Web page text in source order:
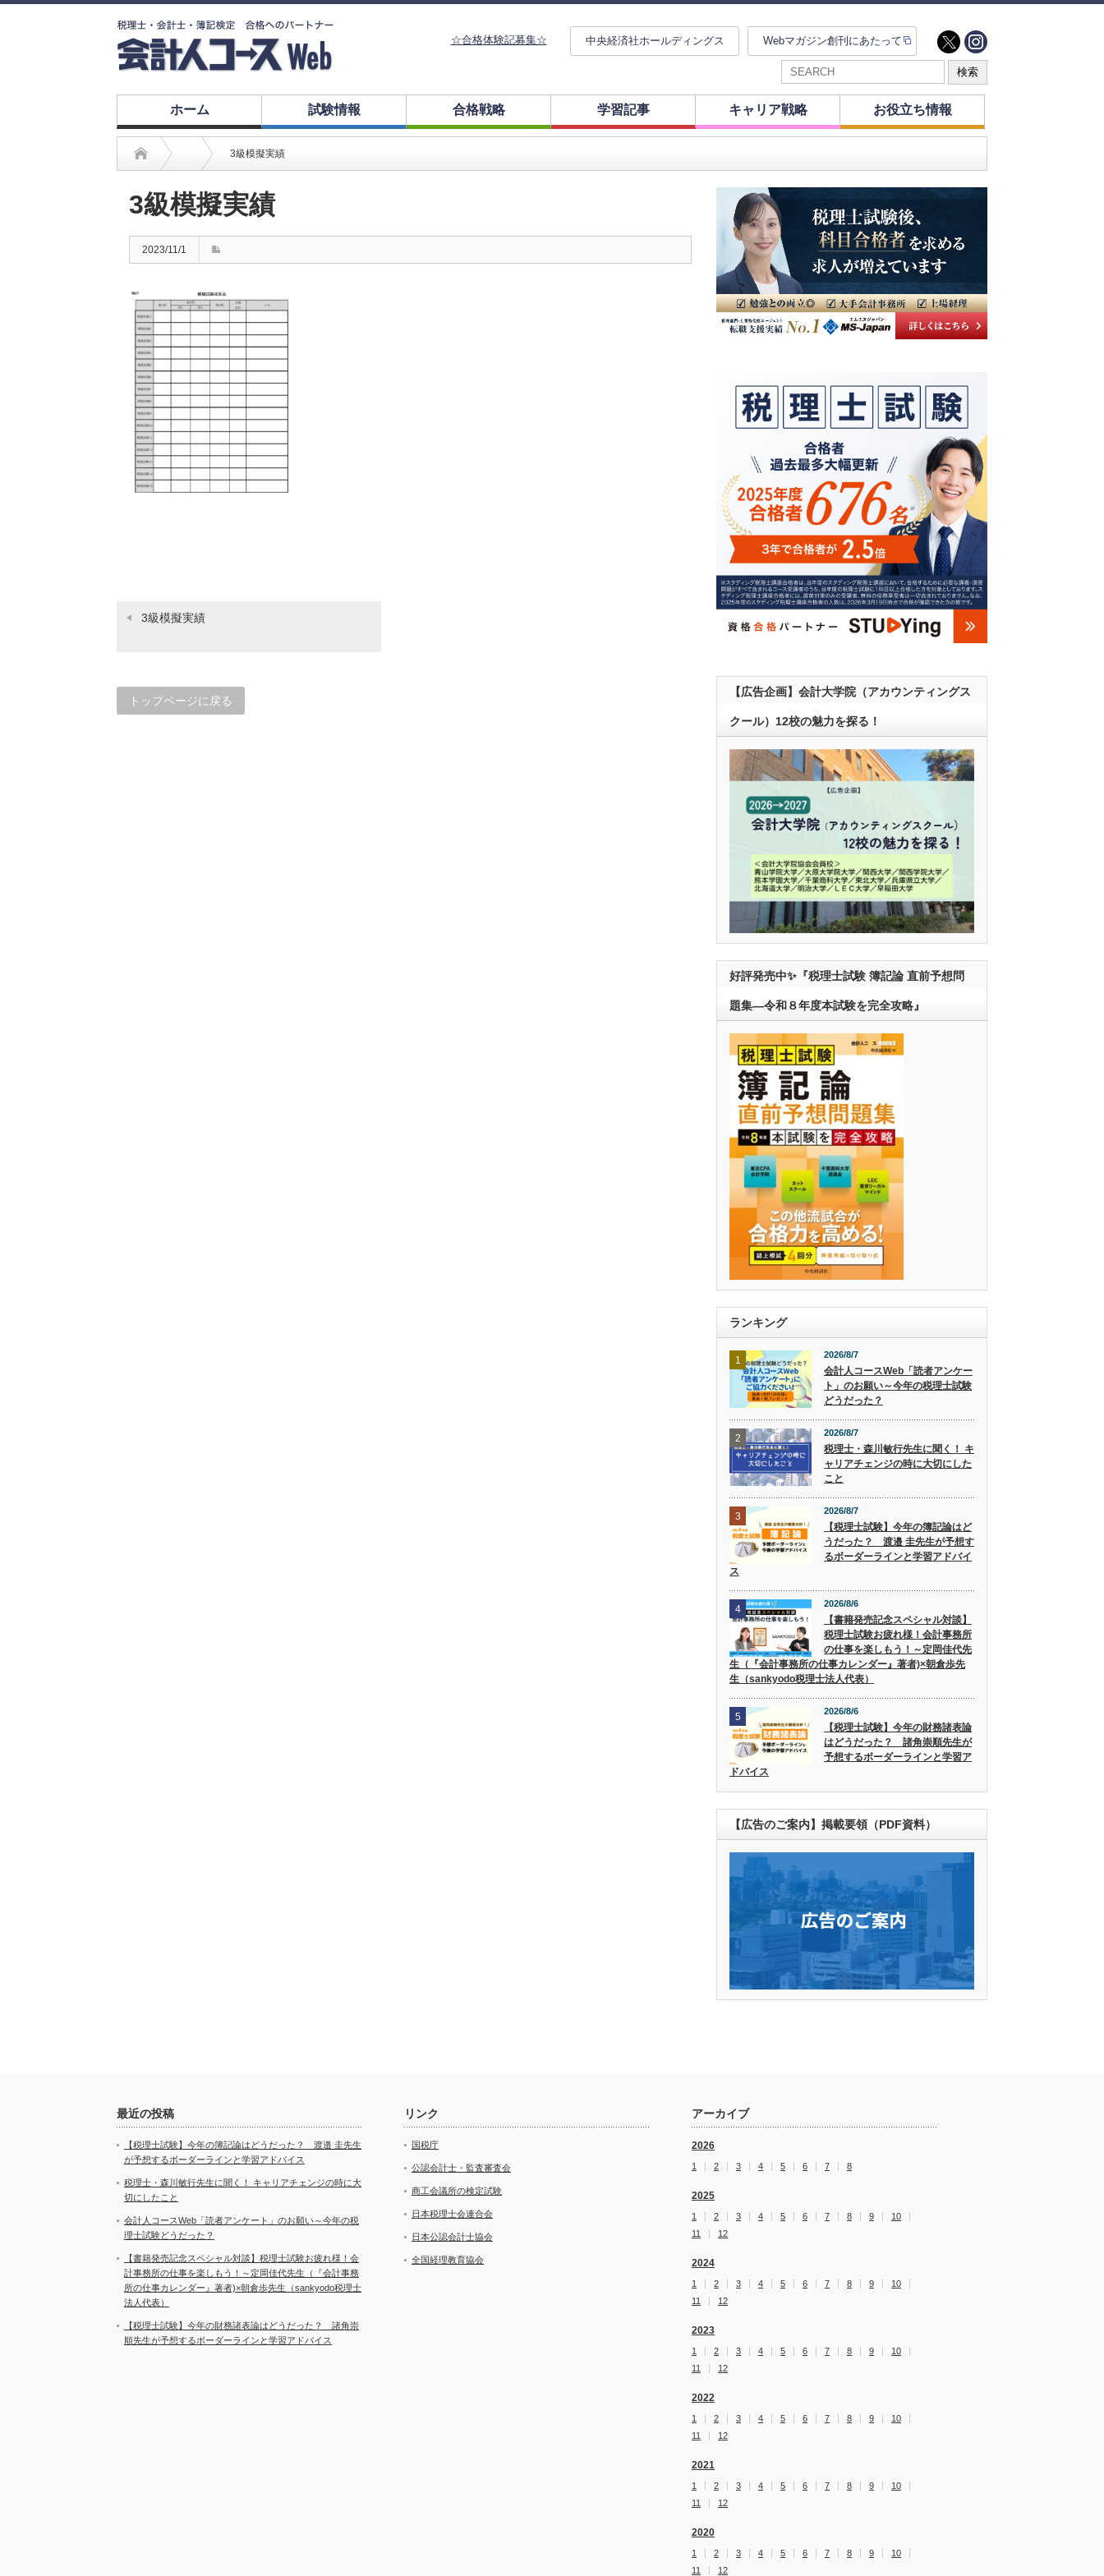
☆合格体験記募集☆ 中央経済社ホールディングス Webマガジン創刊にあたって
ホーム 試験情報 合格戦略 学習記事 キャリア戦略 お役立ち情報
3級模擬実績
3級模擬実績
2023/11/1
3級模擬実績
トップページに戻る
【広告企画】会計大学院（アカウンティングス
クール）12校の魅力を探る！
好評発売中✨『税理士試験 簿記論 直前予想問
題集―令和８年度本試験を完全攻略』
ランキング
1 2026/8/7
会計人コースWeb「読者アンケー
ト」のお願い～今年の税理士試験
どうだった？
2 2026/8/7
税理士・森川敏行先生に聞く！ キ
ャリアチェンジの時に大切にした
こと
3 2026/8/7
【税理士試験】今年の簿記論はど
うだった？ 渡邉 圭先生が予想す
るボーダーラインと学習アドバイ
ス
4 2026/8/6
【書籍発売記念スペシャル対談】
税理士試験お疲れ様！会計事務所
の仕事を楽しもう！～定岡佳代先
生（『会計事務所の仕事カレンダー』著者)×朝倉歩先
生（sankyodo税理士法人代表）
5 2026/8/6
【税理士試験】今年の財務諸表論
はどうだった？ 諸角崇順先生が
予想するボーダーラインと学習ア
ドバイス
【広告のご案内】掲載要領（PDF資料）
最近の投稿
【税理士試験】今年の簿記論はどうだった？ 渡邉 圭先生
が予想するボーダーラインと学習アドバイス
税理士・森川敏行先生に聞く！ キャリアチェンジの時に大
切にしたこと
会計人コースWeb「読者アンケート」のお願い～今年の税
理士試験どうだった？
【書籍発売記念スペシャル対談】税理士試験お疲れ様！会
計事務所の仕事を楽しもう！～定岡佳代先生（『会計事務
所の仕事カレンダー』著者)×朝倉歩先生（sankyodo税理士
法人代表）
【税理士試験】今年の財務諸表論はどうだった？ 諸角崇
順先生が予想するボーダーラインと学習アドバイス
リンク
国税庁
公認会計士・監査審査会
商工会議所の検定試験
日本税理士会連合会
日本公認会計士協会
全国経理教育協会
アーカイブ
2026
1 2 3 4 5 6 7 8
2025
1 2 3 4 5 6 7 8 9
10
11
12
2024
1 2 3 4 5 6 7 8 9
10
11
12
2023
1 2 3 4 5 6 7 8 9
10
11
12
2022
1 2 3 4 5 6 7 8 9
10
11
12
2021
1 2 3 4 5 6 7 8 9
10
11
12
2020
1 2 3 4 5 6 7 8 9
10
11
12